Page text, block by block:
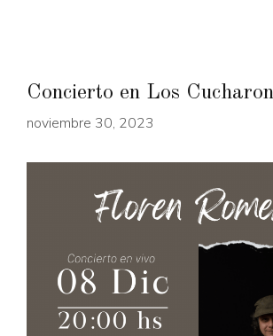
Concierto en Los
noviembre 30, 2023